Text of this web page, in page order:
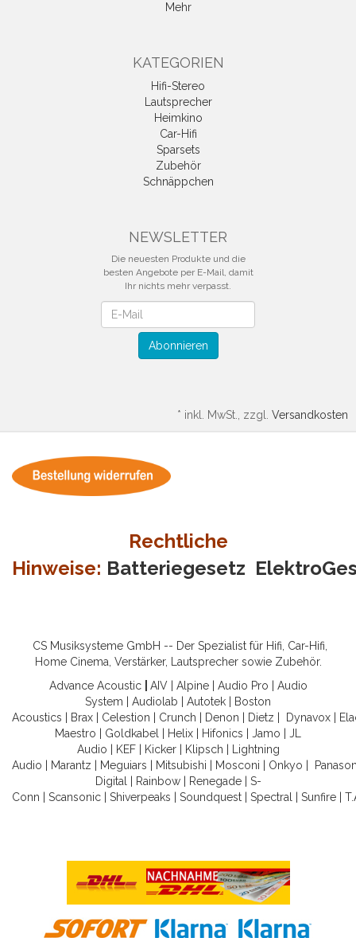
Mehr
KATEGORIEN
Hifi-Stereo
Lautsprecher
Heimkino
Car-Hifi
Sparsets
Zubehör
Schnäppchen
NEWSLETTER
Die neuesten Produkte und die
besten Angebote per E-Mail, damit
Ihr nichts mehr verpasst.
Abonnieren
* inkl. MwSt., zzgl. Versandkosten
Rechtliche
Hinweise: Batteriegesetz
CS Musiksysteme GmbH -- Der Spezialist für Hifi, Car-Hifi,
Home Cinema, Verstärker, Lautsprecher sowie Zubehör.
Advance Acoustic
AIV| Alpine| Audio Pro
Audio
System
Audiolab Autotek
Boston
Acoustics
Brax Celestion Crunch Denon Dietz Dynavox
Maestro
Goldkabel Helix Hifonics Jamo
JL
Audio
KEF| Kicker| Klipsch
Lightning
Audio
Marantz Meguiars Mitsubishi Mosconi Onkyo
Digital
Rainbow| Renegade| S-
Conn
Scansonic Shiverpeaks Soundquest Spectral Sunfire